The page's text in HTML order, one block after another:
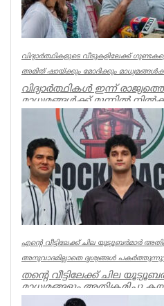
വിദ്യാര്‍ത്ഥികളുടെ വീടുകളിലേക്ക്
അമിത് ഷായ്ക്കും മോദിക്കും
വിദ്യാർത്ഥികൾ ഇന്ന്
മാധ്യമങ്ങൾക്ക് മുന്നിൽ
അമിത് ഷാ ക്കും, മോദിക്കും ധ...
എന്റെ വീട്ടിലേക്ക് ചില യൂട്യൂബർമാർ
അനുവാദമില്ലാതെ ദൃശ്യങ്ങൾ
തന്റെ വീട്ടിലേക്ക് ചില
മാധ്യമങ്ങളും അതിക്രമിച്ചു
പരാതിയുമായി സൗരവ്ദാസ്...